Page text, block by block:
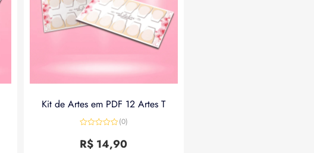
Kit de Artes em PDF 12 Artes T
0
de
(0)
R$ 14,90